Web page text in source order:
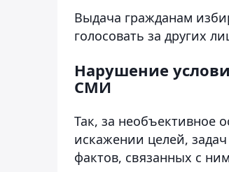
Выдача гражданам
голосовать за других
Нарушение
СМИ
Так, за необъективное
искажении целей,
фактов, связанных с